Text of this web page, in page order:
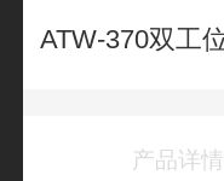
ATW-370双工
产品详情